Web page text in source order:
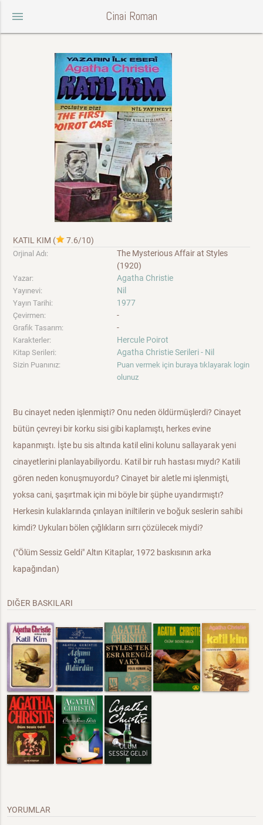
menu Cinai Roman
KATIL KIM ( 7.6/10)
Orjinal Adı:
The Mysterious Affair at Styles
(1920)
Yazar: Agatha Christie
Yayınevi: Nil
Yayın Tarihi: 1977
Çevirmen: -
Grafik Tasarım: -
Karakterler: Hercule Poirot
Kitap Serileri: Agatha Christie Serileri - Nil
Sizin Puanınız:
Puan vermek için buraya tıklayarak login
olunuz
Bu cinayet neden işlenmişti? Onu neden öldürmüşlerdi? Cinayet
bütün çevreyi bir korku sisi gibi kaplamıştı, herkes evine
kapanmıştı. İşte bu sis altında katil elini kolunu sallayarak yeni
cinayetlerini planlayabiliyordu. Katil bir ruh hastası mıydı? Katili
gören neden konuşmuyordu? Cinayet bir aletle mi işlenmişti,
yoksa cani, şaşırtmak için mi böyle bir şüphe uyandırmıştı?
Herkesin kulaklarında çınlayan iniltilerin ve boğuk seslerin sahibi
kimdi? Uykuları bölen çığlıkların sırrı çözülecek miydi?
("Ölüm Sessiz Geldi" Altın Kitaplar, 1972 baskısının arka
kapağından)
DIĞER BASKILARI
YORUMLAR